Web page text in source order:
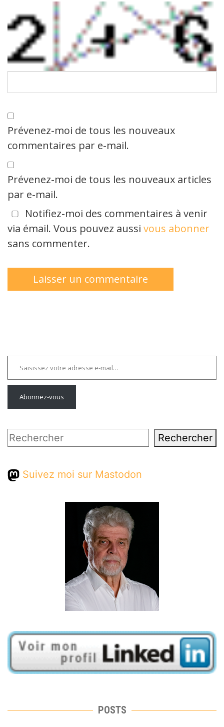
Prévenez-moi de tous les nouveaux
commentaires par e-mail.
Prévenez-moi de tous les nouveaux articles
par e-mail.
Notifiez-moi des commentaires à venir
via émail. Vous pouvez aussi vous abonner
sans commenter.
Saisissez votre adresse e-mail…
Abonnez-vous
Rechercher Rechercher
Suivez moi sur Mastodon
POSTS